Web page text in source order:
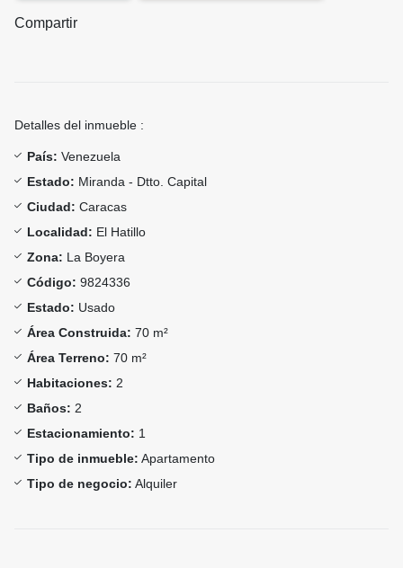
Compartir
Detalles del inmueble :
País: Venezuela
Estado: Miranda - Dtto. Capital
Ciudad: Caracas
Localidad: El Hatillo
Zona: La Boyera
Código: 9824336
Estado: Usado
Área Construida: 70 m²
Área Terreno: 70 m²
Habitaciones: 2
Baños: 2
Estacionamiento: 1
Tipo de inmueble: Apartamento
Tipo de negocio: Alquiler